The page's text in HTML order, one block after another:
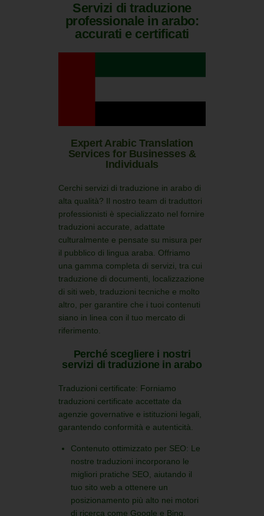
Servizi di traduzione
professionale in arabo:
accurati e certificati
Expert Arabic Translation
Services for Businesses &
Individuals
Cerchi servizi di traduzione in arabo di
alta qualità? Il nostro team di traduttori
professionisti è specializzato nel fornire
traduzioni accurate, adattate
culturalmente e pensate su misura per
il pubblico di lingua araba.
Offriamo
una gamma completa di servizi, tra cui
traduzione di documenti, localizzazione
di siti web, traduzioni tecniche e molto
altro, per garantire che i tuoi contenuti
siano in linea con il tuo mercato di
riferimento.
Perché scegliere i nostri
servizi di traduzione in arabo
Traduzioni certificate: Forniamo
traduzioni certificate accettate da
agenzie governative e istituzioni legali,
garantendo conformità e autenticità.
Contenuto ottimizzato per SEO: Le
nostre traduzioni incorporano le
migliori pratiche SEO, aiutando il
tuo sito web a ottenere un
posizionamento più alto nei motori
di ricerca come Google e Bing.